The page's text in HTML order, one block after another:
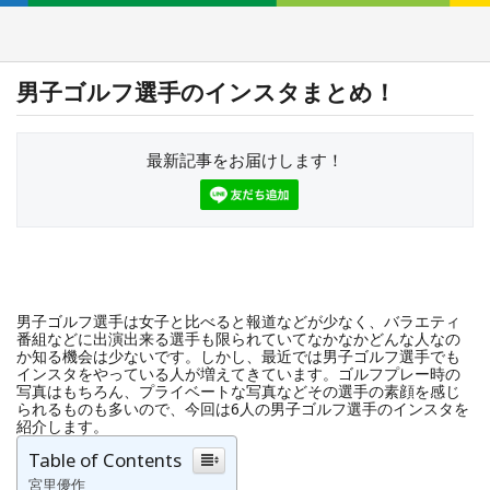
男子ゴルフ選手のインスタまとめ！
最新記事をお届けします！
男子ゴルフ選手は女子と比べると報道などが少なく、バラエティ
番組などに出演出来る選手も限られていてなかなかどんな人なの
か知る機会は少ないです。しかし、最近では男子ゴルフ選手でも
インスタをやっている人が増えてきています。ゴルフプレー時の
写真はもちろん、プライベートな写真などその選手の素顔を感じ
られるものも多いので、今回は6人の男子ゴルフ選手のインスタを
紹介します。
Table of Contents
宮里優作